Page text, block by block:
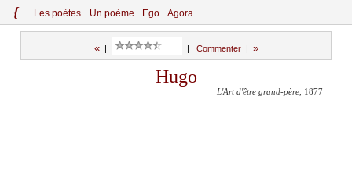
{ Les poètes Un poème Ego Agora
«| Commenter| »
Hugo
L'Art d'être grand-père , 1877